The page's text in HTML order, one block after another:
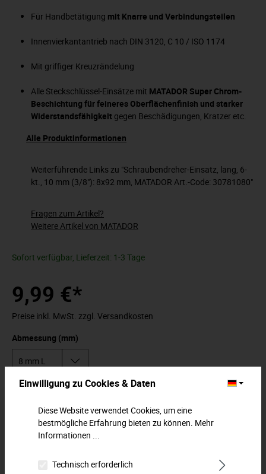
Für Handbetätigung mit Knarre und Verbindungsteilen
Innenvierkantantrieb nach DIN 3120, C 10 / ISO 1174
Mit griffiger Kreuzrändelung
Alle Steckschlüssel-Einsätze mit MATADOR Super Chrom-
Beschichtung für feineres Oberflächenfinish und starker
Widerstandsfähigkeit gegen Beschädigungen, Kratzer etc.
Alle Produktinformationen
Weiterführende Links zu "Schraubendreher-Einsatz, lang, 6-
kt., 10 mm (3/8"): 8x92 mm, MATADOR Art.-Code: 30781080"
Fragen zum Artikel?
Weitere Artikel von MATADOR
Sofort verfügbar, Lieferzeit: 1-3 Tage
9,99 €*
Preise inkl. MwSt. zzgl. Versandkosten
Abmessung (mm)
Zum Merkzettel hinzufügen
Beschreibung
Einwilligung zu Cookies & Daten
Diese Website verwendet Cookies, um eine
bestmögliche Erfahrung bieten zu können. Mehr
Informationen ...
Technisch erforderlich